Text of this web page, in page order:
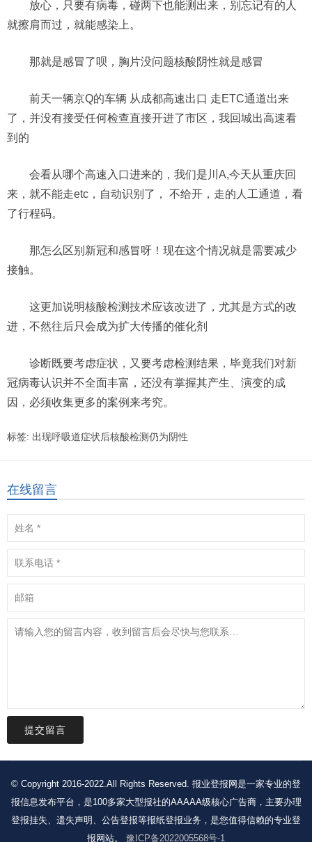
放心，只要有病毒，碰两下也能测出来，别忘记有的人
就擦肩而过，就能感染上。
那就是感冒了呗，胸片没问题核酸阴性就是感冒
前天一辆京Q的车辆 从成都高速出口 走ETC通道出来
了，并没有接受任何检查直接开进了市区，我回城出高速看
到的
会看从哪个高速入口进来的，我们是川A,今天从重庆回
来，就不能走etc，自动识别了， 不给开，走的人工通道，看
了行程码。
那怎么区别新冠和感冒呀！现在这个情况就是需要减少
接触。
这更加说明核酸检测技术应该改进了，尤其是方式的改
进，不然往后只会成为扩大传播的催化剂
诊断既要考虑症状，又要考虑检测结果，毕竟我们对新
冠病毒认识并不全面丰富，还没有掌握其产生、演变的成
因，必须收集更多的案例来考究。
标签: 出现呼吸道症状后核酸检测仍为阴性
在线留言
提交留言
© Copyright 2016-2022.All Rights Reserved. 报业登报网是一家专业的登
报信息发布平台，是100多家大型报社的AAAAA级核心广告商，主要办理
登报挂失、遗失声明、公告登报等报纸登报业务，是您值得信赖的专业登
报网站。 豫ICP备2022005568号-1